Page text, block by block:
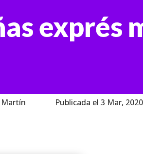
exprés
Publicada el 3 Mar, 2020